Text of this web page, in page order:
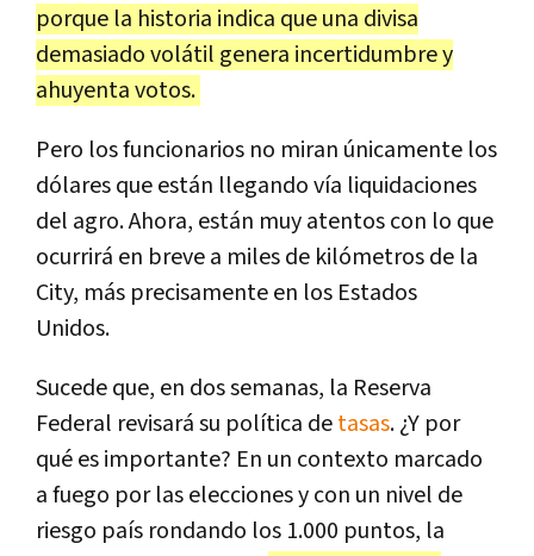
porque la historia indica que una divisa
demasiado volátil genera incertidumbre y
ahuyenta votos.
Pero los funcionarios no miran únicamente los
dólares que están llegando vía liquidaciones
del agro. Ahora, están muy atentos con lo que
ocurrirá en breve a miles de kilómetros de la
City, más precisamente en los Estados
Unidos.
Sucede que, en dos semanas, la Reserva
Federal revisará su política detasas. ¿Y por
qué es importante? En un contexto marcado
a fuego por las elecciones y con un nivel de
riesgo país rondando los 1.000 puntos, la